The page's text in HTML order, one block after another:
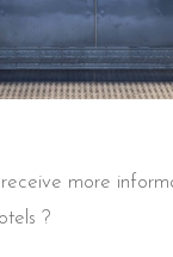
more
?